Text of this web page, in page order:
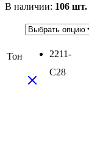
В наличии: 106 шт.
Тон
2211-
C28